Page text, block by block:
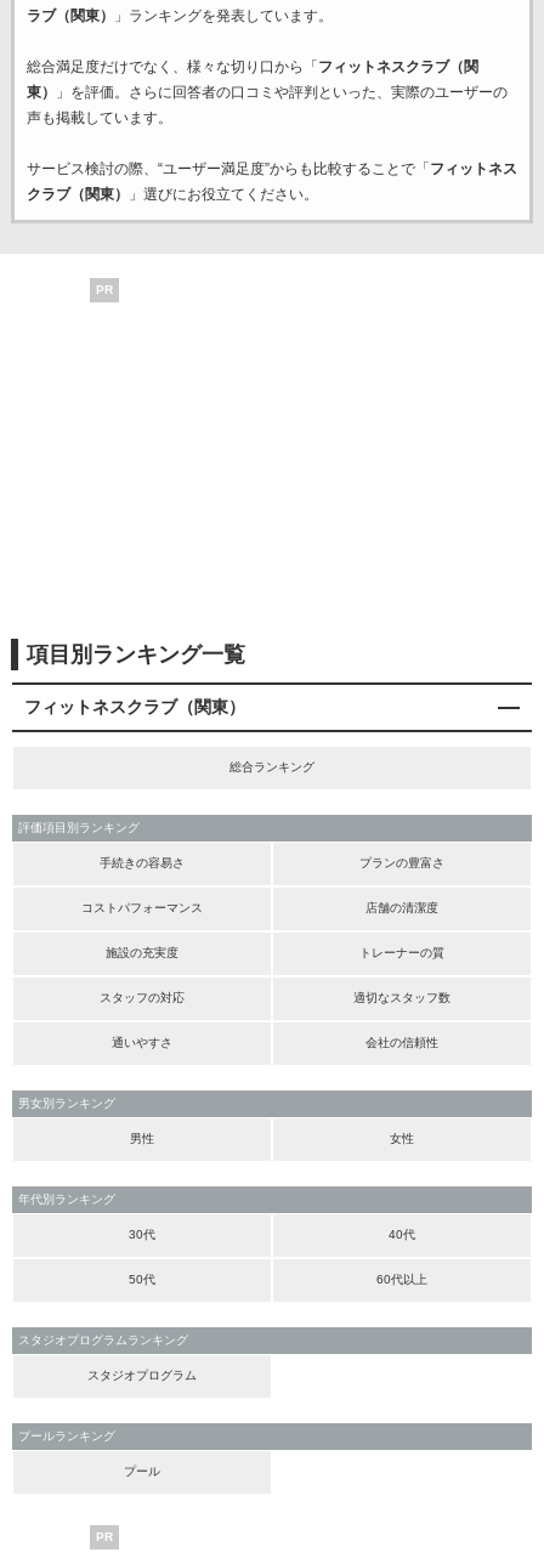
ラブ（関東）
」ランキングを発表しています。
総合満足度だけでなく、様々な切り口から「 フィットネスクラブ（関
東）
」を評価。さらに回答者の口コミや評判といった、実際のユーザーの
声も掲載しています。
サービス検討の際、“ユーザー満足度”からも比較することで「 フィットネス
クラブ（関東）
」選びにお役立てください。
PR
項目別ランキング一覧
フィットネスクラブ（関東）
総合ランキング
評価項目別ランキング
手続きの容易さ プランの豊富さ
コストパフォーマンス 店舗の清潔度
施設の充実度 トレーナーの質
スタッフの対応 適切なスタッフ数
通いやすさ 会社の信頼性
男女別ランキング
男性 女性
年代別ランキング
30代 40代
50代 60代以上
スタジオプログラムランキング
スタジオプログラム
プールランキング
プール
PR